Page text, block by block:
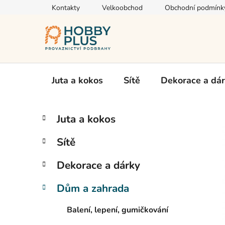
Kontakty Velkoobchod Obchodní
Juta a kokos Sítě Dekorace a
P
s
r
n
Přeskočit
kategorie
K
a
e
o
i
Juta a kokos
Sítě
Dekorace a dárky
Dům a zahrada
Balení, lepení, gumičkování